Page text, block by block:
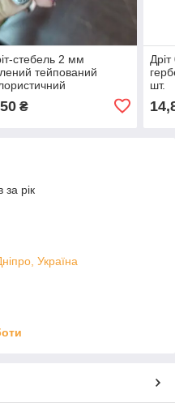
стебель 2 мм
тейпований
₴
шт.
за рік
Україна